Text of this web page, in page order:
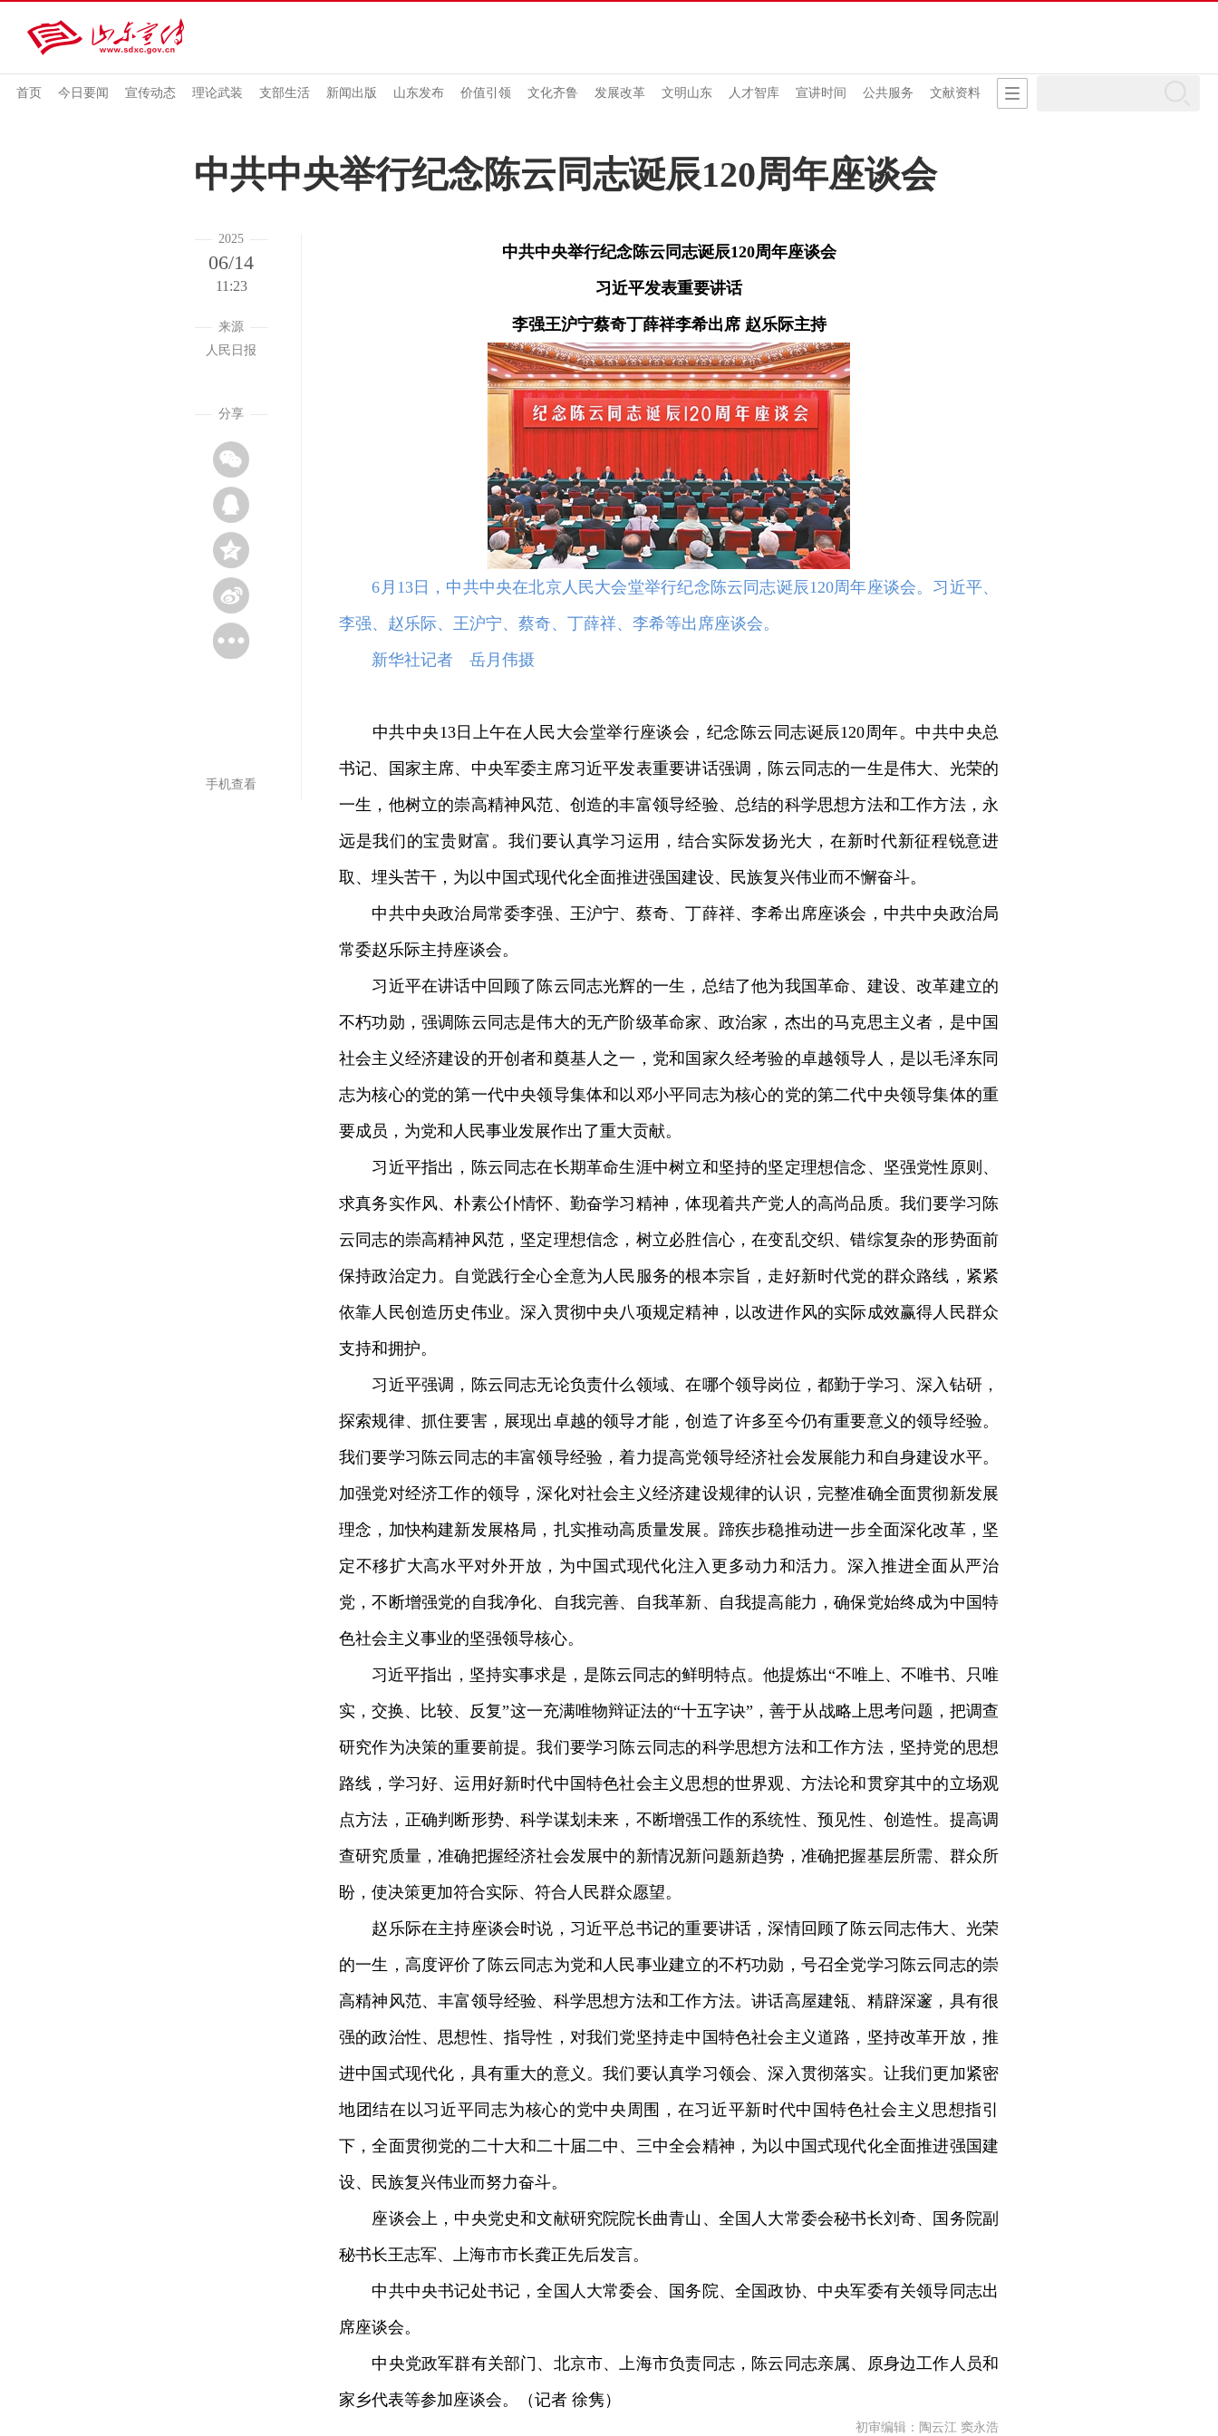
首页 今日要闻 宣传动态 理论武装 支部生活 新闻出版 山东发布 价值引领 文化齐鲁 发展改革 文明山东 人才智库 宣讲时间 公共服务 文献资料
中共中央举行纪念陈云同志诞辰120周年座谈会
2025
06/14
11:23
来源
人民日报
分享
手机查看
中共中央举行纪念陈云同志诞辰120周年座谈会
习近平发表重要讲话
李强王沪宁蔡奇丁薛祥李希出席 赵乐际主持
6月13日，中共中央在北京人民大会堂举行纪念陈云同志诞辰120周年座谈会。习近平、
李强、赵乐际、王沪宁、蔡奇、丁薛祥、李希等出席座谈会。
新华社记者 岳月伟摄
中共中央13日上午在人民大会堂举行座谈会，纪念陈云同志诞辰120周年。中共中央总
书记、国家主席、中央军委主席习近平发表重要讲话强调，陈云同志的一生是伟大、光荣的
一生，他树立的崇高精神风范、创造的丰富领导经验、总结的科学思想方法和工作方法，永
远是我们的宝贵财富。我们要认真学习运用，结合实际发扬光大，在新时代新征程锐意进
取、埋头苦干，为以中国式现代化全面推进强国建设、民族复兴伟业而不懈奋斗。
中共中央政治局常委李强、王沪宁、蔡奇、丁薛祥、李希出席座谈会，中共中央政治局
常委赵乐际主持座谈会。
习近平在讲话中回顾了陈云同志光辉的一生，总结了他为我国革命、建设、改革建立的
不朽功勋，强调陈云同志是伟大的无产阶级革命家、政治家，杰出的马克思主义者，是中国
社会主义经济建设的开创者和奠基人之一，党和国家久经考验的卓越领导人，是以毛泽东同
志为核心的党的第一代中央领导集体和以邓小平同志为核心的党的第二代中央领导集体的重
要成员，为党和人民事业发展作出了重大贡献。
习近平指出，陈云同志在长期革命生涯中树立和坚持的坚定理想信念、坚强党性原则、
求真务实作风、朴素公仆情怀、勤奋学习精神，体现着共产党人的高尚品质。我们要学习陈
云同志的崇高精神风范，坚定理想信念，树立必胜信心，在变乱交织、错综复杂的形势面前
保持政治定力。自觉践行全心全意为人民服务的根本宗旨，走好新时代党的群众路线，紧紧
依靠人民创造历史伟业。深入贯彻中央八项规定精神，以改进作风的实际成效赢得人民群众
支持和拥护。
习近平强调，陈云同志无论负责什么领域、在哪个领导岗位，都勤于学习、深入钻研，
探索规律、抓住要害，展现出卓越的领导才能，创造了许多至今仍有重要意义的领导经验。
我们要学习陈云同志的丰富领导经验，着力提高党领导经济社会发展能力和自身建设水平。
加强党对经济工作的领导，深化对社会主义经济建设规律的认识，完整准确全面贯彻新发展
理念，加快构建新发展格局，扎实推动高质量发展。蹄疾步稳推动进一步全面深化改革，坚
定不移扩大高水平对外开放，为中国式现代化注入更多动力和活力。深入推进全面从严治
党，不断增强党的自我净化、自我完善、自我革新、自我提高能力，确保党始终成为中国特
色社会主义事业的坚强领导核心。
习近平指出，坚持实事求是，是陈云同志的鲜明特点。他提炼出“不唯上、不唯书、只唯
实，交换、比较、反复”这一充满唯物辩证法的“十五字诀”，善于从战略上思考问题，把调查
研究作为决策的重要前提。我们要学习陈云同志的科学思想方法和工作方法，坚持党的思想
路线，学习好、运用好新时代中国特色社会主义思想的世界观、方法论和贯穿其中的立场观
点方法，正确判断形势、科学谋划未来，不断增强工作的系统性、预见性、创造性。提高调
查研究质量，准确把握经济社会发展中的新情况新问题新趋势，准确把握基层所需、群众所
盼，使决策更加符合实际、符合人民群众愿望。
赵乐际在主持座谈会时说，习近平总书记的重要讲话，深情回顾了陈云同志伟大、光荣
的一生，高度评价了陈云同志为党和人民事业建立的不朽功勋，号召全党学习陈云同志的崇
高精神风范、丰富领导经验、科学思想方法和工作方法。讲话高屋建瓴、精辟深邃，具有很
强的政治性、思想性、指导性，对我们党坚持走中国特色社会主义道路，坚持改革开放，推
进中国式现代化，具有重大的意义。我们要认真学习领会、深入贯彻落实。让我们更加紧密
地团结在以习近平同志为核心的党中央周围，在习近平新时代中国特色社会主义思想指引
下，全面贯彻党的二十大和二十届二中、三中全会精神，为以中国式现代化全面推进强国建
设、民族复兴伟业而努力奋斗。
座谈会上，中央党史和文献研究院院长曲青山、全国人大常委会秘书长刘奇、国务院副
秘书长王志军、上海市市长龚正先后发言。
中共中央书记处书记，全国人大常委会、国务院、全国政协、中央军委有关领导同志出
席座谈会。
中央党政军群有关部门、北京市、上海市负责同志，陈云同志亲属、原身边工作人员和
家乡代表等参加座谈会。（记者 徐隽）
初审编辑：陶云江 窦永浩